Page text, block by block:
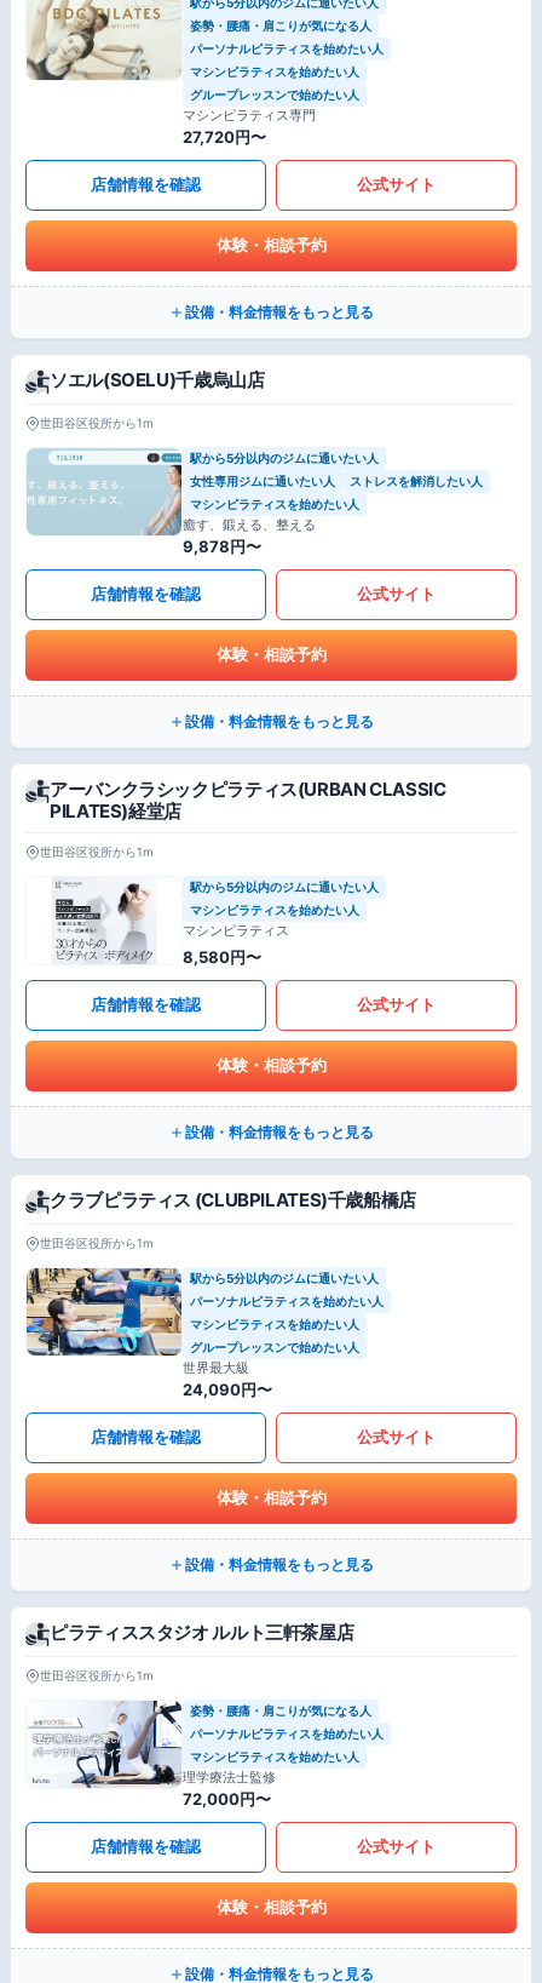
姿勢・腰痛・肩こりが気になる人
パーソナルピラティスを始めたい人
マシンピラティスを始めたい人
グループレッスンで始めたい人
マシンピラティス専門
27,720円〜
店舗情報を確認 公式サイト
体験・相談予約
設備・料金情報をもっと見る
ソエル(SOELU)千歳烏山店
世田谷区役所から1m
駅から5分以内のジムに通いたい人
女性専用ジムに通いたい人
ストレスを解消したい人
マシンピラティスを始めたい人
癒す、鍛える、整える
9,878円〜
店舗情報を確認 公式サイト
体験・相談予約
設備・料金情報をもっと見る
アーバンクラシックピラティス(URBAN CLASSIC
PILATES)経堂店
世田谷区役所から1m
駅から5分以内のジムに通いたい人
マシンピラティスを始めたい人
マシンピラティス
8,580円〜
店舗情報を確認 公式サイト
体験・相談予約
設備・料金情報をもっと見る
クラブピラティス (CLUBPILATES)千歳船橋店
世田谷区役所から1m
駅から5分以内のジムに通いたい人
パーソナルピラティスを始めたい人
マシンピラティスを始めたい人
グループレッスンで始めたい人
世界最大級
24,090円〜
店舗情報を確認 公式サイト
体験・相談予約
設備・料金情報をもっと見る
ピラティススタジオ ルルト三軒茶屋店
世田谷区役所から1m
姿勢・腰痛・肩こりが気になる人
パーソナルピラティスを始めたい人
マシンピラティスを始めたい人
理学療法士監修
72,000円〜
店舗情報を確認 公式サイト
体験・相談予約
設備・料金情報をもっと見る